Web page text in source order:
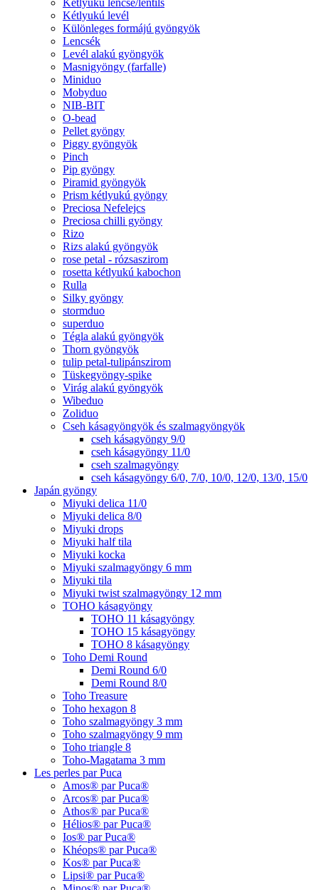
Kétlyukú lencse/lentils
Kétlyukú levél
Különleges formájú gyöngyök
Lencsék
Levél alakú gyöngyök
Masnigyöngy (farfalle)
Miniduo
Mobyduo
NIB-BIT
O-bead
Pellet gyöngy
Piggy gyöngyök
Pinch
Pip gyöngy
Piramid gyöngyök
Prism kétlyukú gyöngy
Preciosa Nefelejcs
Preciosa chilli gyöngy
Rizo
Rizs alakú gyöngyök
rose petal - rózsaszirom
rosetta kétlyukú kabochon
Rulla
Silky gyöngy
stormduo
superduo
Tégla alakú gyöngyök
Thorn gyöngyök
tulip petal-tulipánszirom
Tüskegyöngy-spike
Virág alakú gyöngyök
Wibeduo
Zoliduo
Cseh kásagyöngyök és szalmagyöngyök
cseh kásagyöngy 9/0
cseh kásagyöngy 11/0
cseh szalmagyöngy
cseh kásagyöngy 6/0, 7/0, 10/0, 12/0, 13/0, 15/0
Japán gyöngy
Miyuki delica 11/0
Miyuki delica 8/0
Miyuki drops
Miyuki half tila
Miyuki kocka
Miyuki szalmagyöngy 6 mm
Miyuki tila
Miyuki twist szalmagyöngy 12 mm
TOHO kásagyöngy
TOHO 11 kásagyöngy
TOHO 15 kásagyöngy
TOHO 8 kásagyöngy
Toho Demi Round
Demi Round 6/0
Demi Round 8/0
Toho Treasure
Toho hexagon 8
Toho szalmagyöngy 3 mm
Toho szalmagyöngy 9 mm
Toho triangle 8
Toho-Magatama 3 mm
Les perles par Puca
Amos® par Puca®
Arcos® par Puca®
Athos® par Puca®
Hélios® par Puca®
Ios® par Puca®
Khéops® par Puca®
Kos® par Puca®
Lipsi® par Puca®